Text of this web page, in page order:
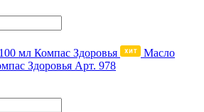
Масло
Здоровья Арт. 978